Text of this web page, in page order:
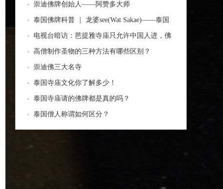
崇迪佛牌创始人——阿赞多大师
泰国佛牌科普 ｜ 龙婆see(Wat Sakae)——泰国
四面神前三高僧
电视台暗访：芭提雅寺庙只允许中国人进，佛
牌高于常价100多倍！
高僧制作圣物的三种方法有哪些区别？
崇迪佛三大名寺
泰国寺庙文化你了解多少！
泰国寺庙请的佛牌都是真的吗？
泰国僧人称谓如何区分？